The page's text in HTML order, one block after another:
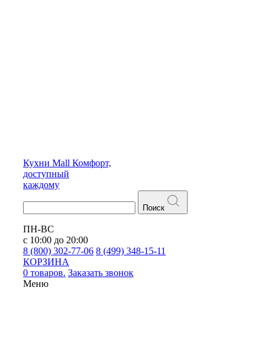
Кухни Mall Комфорт,
доступный
каждому
Поиск
ПН-ВС
с 10:00 до 20:00
8 (800) 302-77-06 8 (499) 348-15-11
КОРЗИНА
0 товаров. Заказать звонок
Меню